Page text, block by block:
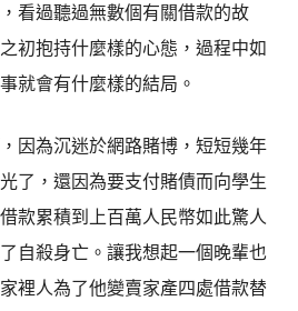
看過聽過無數個有關借款的故
初抱持什麼樣的心態，過程中如
就會有什麼樣的結局。
因為沉迷於網路賭博，短短幾年
了，還因為要支付賭債而向學生
款累積到上百萬人民幣如此驚人
自殺身亡。讓我想起一個晚輩也
裡人為了他變賣家產四處借款替